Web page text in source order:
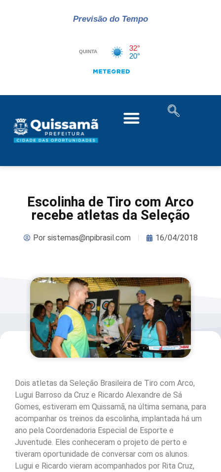
Previsão do Tempo
Escolinha de Tiro com Arco
recebe atletas da Seleção
Porsistemas@npibrasil.com 16/04/2018
Dois atletas da Seleção Brasileira de Tiro com Arco,
Lugui Barroso da Cruz e Ricardo Alexandre de Sá
Gomes, estiveram em Quissamã, na última semana, para
acompanhar os treinos da escolinha, implantada há um
ano pela Coordenadoria Especial de Esporte e
Juventude. Eles conheceram o projeto de perto e
tiveram oportunidade de conversar com os alunos.
Lugui e Ricardo vieram acompanhados por Rita Cruz,